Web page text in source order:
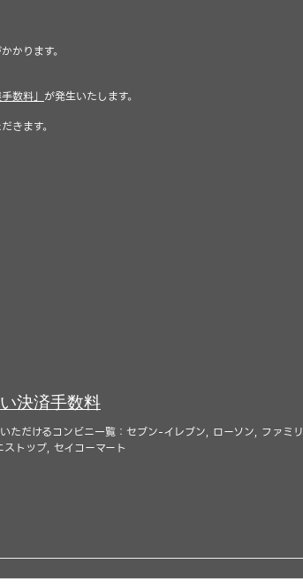
かります。
数料」 が発生いたします。
きます。
決済手数料
ただけるコンビニ一覧：セブン-イレブン, ローソン, ファミリ
トップ, セイコーマート